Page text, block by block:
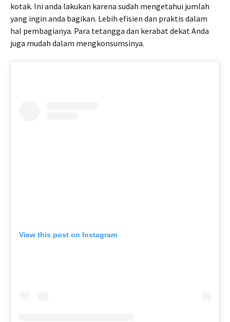
kotak. Ini anda lakukan karena sudah mengetahui jumlah
yang ingin anda bagikan. Lebih efisien dan praktis dalam
hal pembagianya. Para tetangga dan kerabat dekat Anda
juga mudah dalam mengkonsumsinya.
View this post on Instagram